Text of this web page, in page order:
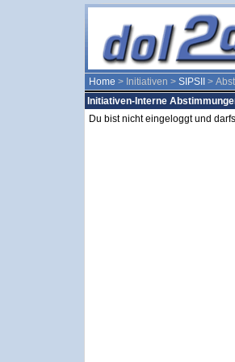
Home > Initiativen > SIPSII >
Initiativen-Interne
Du bist nicht eingeloggt und